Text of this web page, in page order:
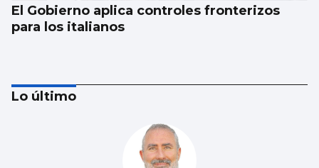
El Gobierno aplica controles fronterizos
para los italianos
Lo último